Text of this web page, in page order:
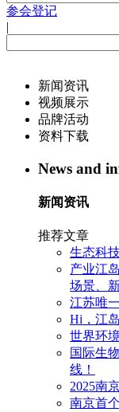
参会登记
|
新闻资讯
视频展示
品牌活动
资料下载
News and
新闻资讯
推荐文章
生态科
产业江
场景、
江苏唯
Hi，江
世界环
国际生
线！
2025南
南京首